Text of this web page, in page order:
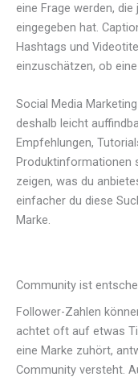
eine Frage werden,
eingegeben hat.
Hashtags und
einzuschätzen, ob
Social Media
deshalb leicht
Empfehlungen,
Produktinformationen
zeigen, was du
einfacher du diese
Marke.
Community ist
Follower-Zahlen
achtet oft auf etwas
eine Marke zuhört,
Community versteht.